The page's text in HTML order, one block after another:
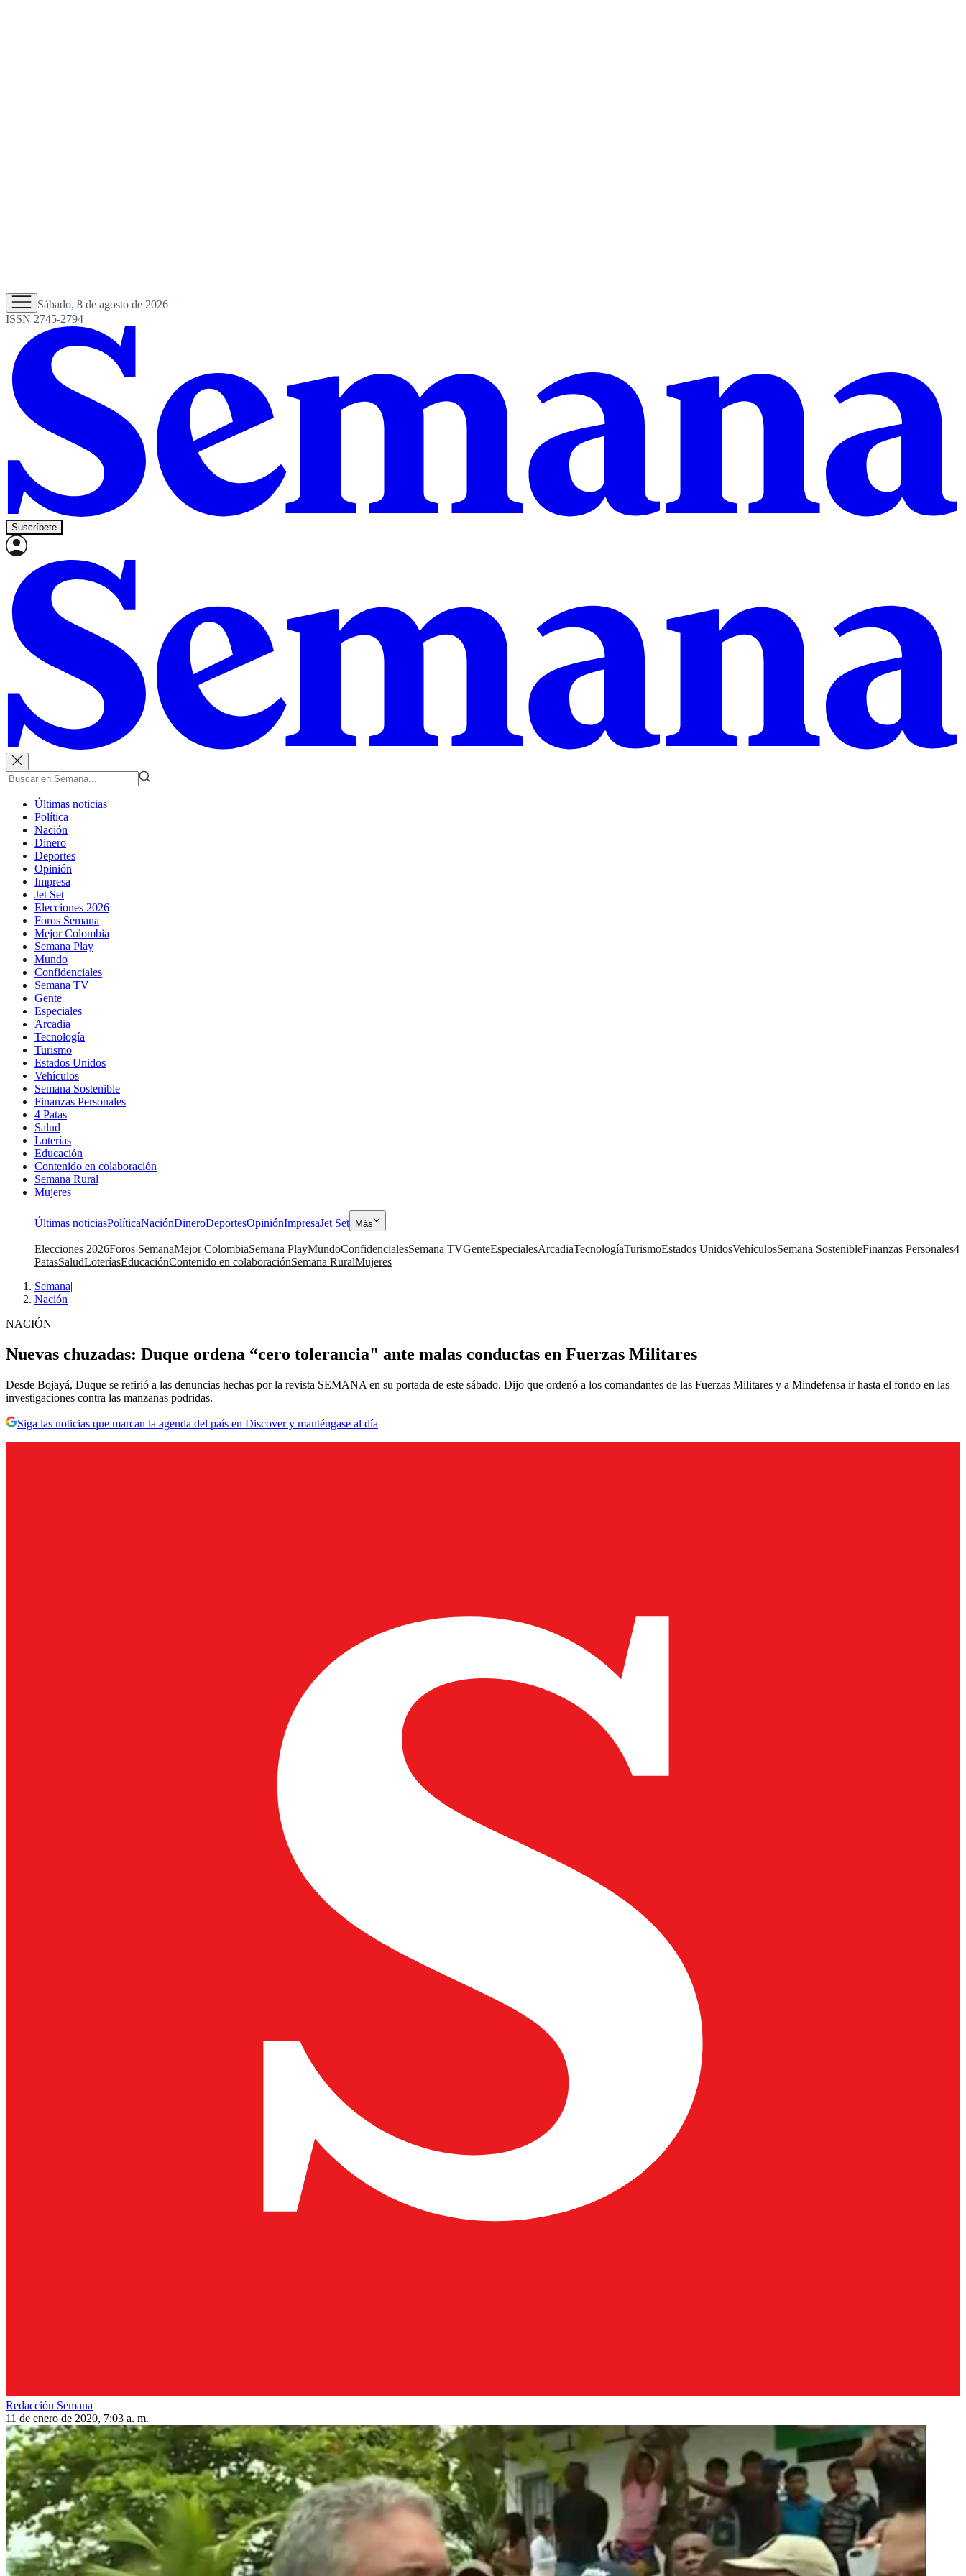
Sábado, 8 de agosto de 2026
ISSN 2745-2794
Suscríbete
Últimas noticias
Política
Nación
Dinero
Deportes
Opinión
Impresa
Jet Set
Elecciones 2026
Foros Semana
Mejor Colombia
Semana Play
Mundo
Confidenciales
Semana TV
Gente
Especiales
Arcadia
Tecnología
Turismo
Estados Unidos
Vehículos
Semana Sostenible
Finanzas Personales
4 Patas
Salud
Loterías
Educación
Contenido en colaboración
Semana Rural
Mujeres
Últimas noticiasPolíticaNaciónDineroDeportesOpiniónImpresaJet Set Más
Elecciones 2026Foros SemanaMejor ColombiaSemana PlayMundoConfidencialesSemana TVGenteEspecialesArcadiaTecnologíaTurismoEstados UnidosVehículosSemana SostenibleFinanzas Personales4
PatasSaludLoteríasEducaciónContenido en colaboraciónSemana RuralMujeres
Semana|
Nación
NACIÓN
Nuevas chuzadas: Duque ordena “cero tolerancia" ante malas conductas en Fuerzas Militares
Desde Bojayá, Duque se refirió a las denuncias hechas por la revista SEMANA en su portada de este sábado. Dijo que ordenó a los comandantes de las Fuerzas Militares y a Mindefensa ir hasta el fondo en las
investigaciones contra las manzanas podridas.
Siga las noticias que marcan la agenda del país en Discover y manténgase al día
Redacción Semana
11 de enero de 2020, 7:03 a. m.